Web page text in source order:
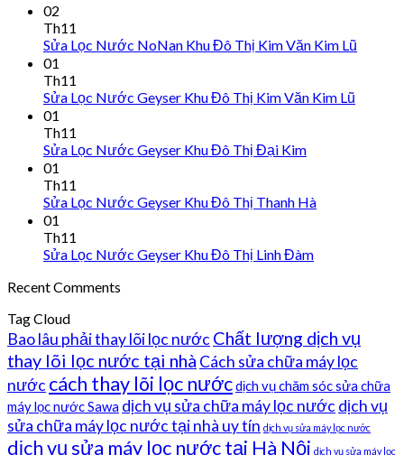
02
Th11
Sửa Lọc Nước NoNan Khu Đô Thị Kim Văn Kim Lũ
01
Th11
Sửa Lọc Nước Geyser Khu Đô Thị Kim Văn Kim Lũ
01
Th11
Sửa Lọc Nước Geyser Khu Đô Thị Đại Kim
01
Th11
Sửa Lọc Nước Geyser Khu Đô Thị Thanh Hà
01
Th11
Sửa Lọc Nước Geyser Khu Đô Thị Linh Đàm
Recent Comments
Tag Cloud
Bao lâu phải thay lõi lọc nước Chất lượng dịch vụ
thay lõi lọc nước tại nhà Cách sửa chữa máy lọc
nước cách thay lõi lọc nướcdịch vụ chăm sóc sửa chữa
máy lọc nước Sawa dịch vụ sửa chữa máy lọc nước dịch vụ
sửa chữa máy lọc nước tại nhà uy tín dịch vụ sửa máy lọc nước
dịch vụ sửa máy lọc nước tại Hà Nội dịch vụ sửa máy lọc